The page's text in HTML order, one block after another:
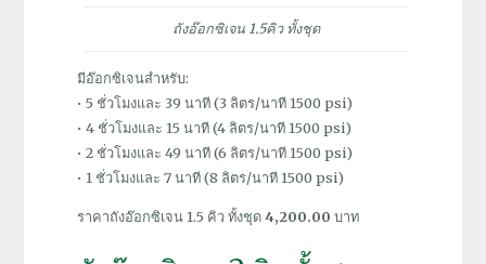
ถังอ๊อกซิเจน 1.5คิว ทั้งชุด
มีอ๊อกซิเจนสำหรับ:
• 5 ชั่วโมงและ 39 นาที (3 ลิตร/นาที 1500 psi)
• 4 ชั่วโมงและ 15 นาที (4 ลิตร/นาที 1500 psi)
• 2 ชั่วโมงและ 49 นาที (6 ลิตร/นาที 1500 psi)
• 1 ชั่วโมงและ 7 นาที (8 ลิตร/นาที 1500 psi)
ราคาถังอ๊อกซิเจน 1.5 คิว ทั้งชุด4,200.00 บาท